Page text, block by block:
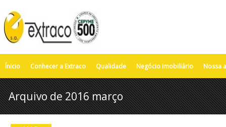
Ínicio Conhecer a Extraco Qualidade Negócio imobiliário Nossa
Arquivo de 2016 março